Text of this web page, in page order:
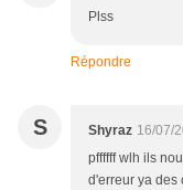
Plss
Répondre
S Shyraz 16/07/
pffffff wlh ils
d'erreur ya des